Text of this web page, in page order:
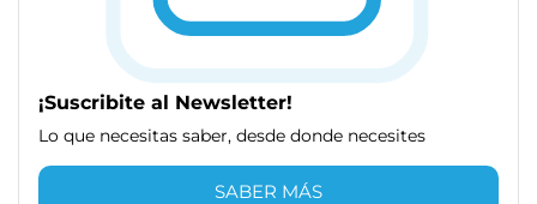
¡Suscribite al Newsletter!
Lo que necesitas saber, desde donde necesites
SABER MÁS